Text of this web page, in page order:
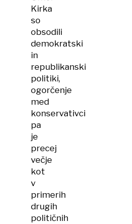
Kirka
so
obsodili
demokratski
in
republikanski
politiki,
ogorčenje
med
konservativci
pa
je
precej
večje
kot
v
primerih
drugih
političnih